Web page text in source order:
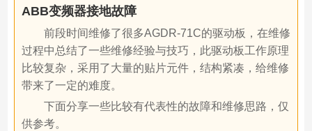
ABB变频器接地故障
前段时间维修了很多AGDR-71C的驱动板，在维修
过程中总结了一些维修经验与技巧，此驱动板工作原理
比较复杂，采用了大量的贴片元件，结构紧凑，给维修
带来了一定的难度。
下面分享一些比较有代表性的故障和维修思路，仅
供参考。